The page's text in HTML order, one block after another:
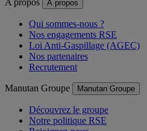
A propos
Qui sommes-nous ?
Nos engagements RSE
Loi Anti-Gaspillage (AGEC)
Nos partenaires
Recrutement
Manutan Groupe Manutan Groupe
Découvrez le groupe
Notre politique RSE